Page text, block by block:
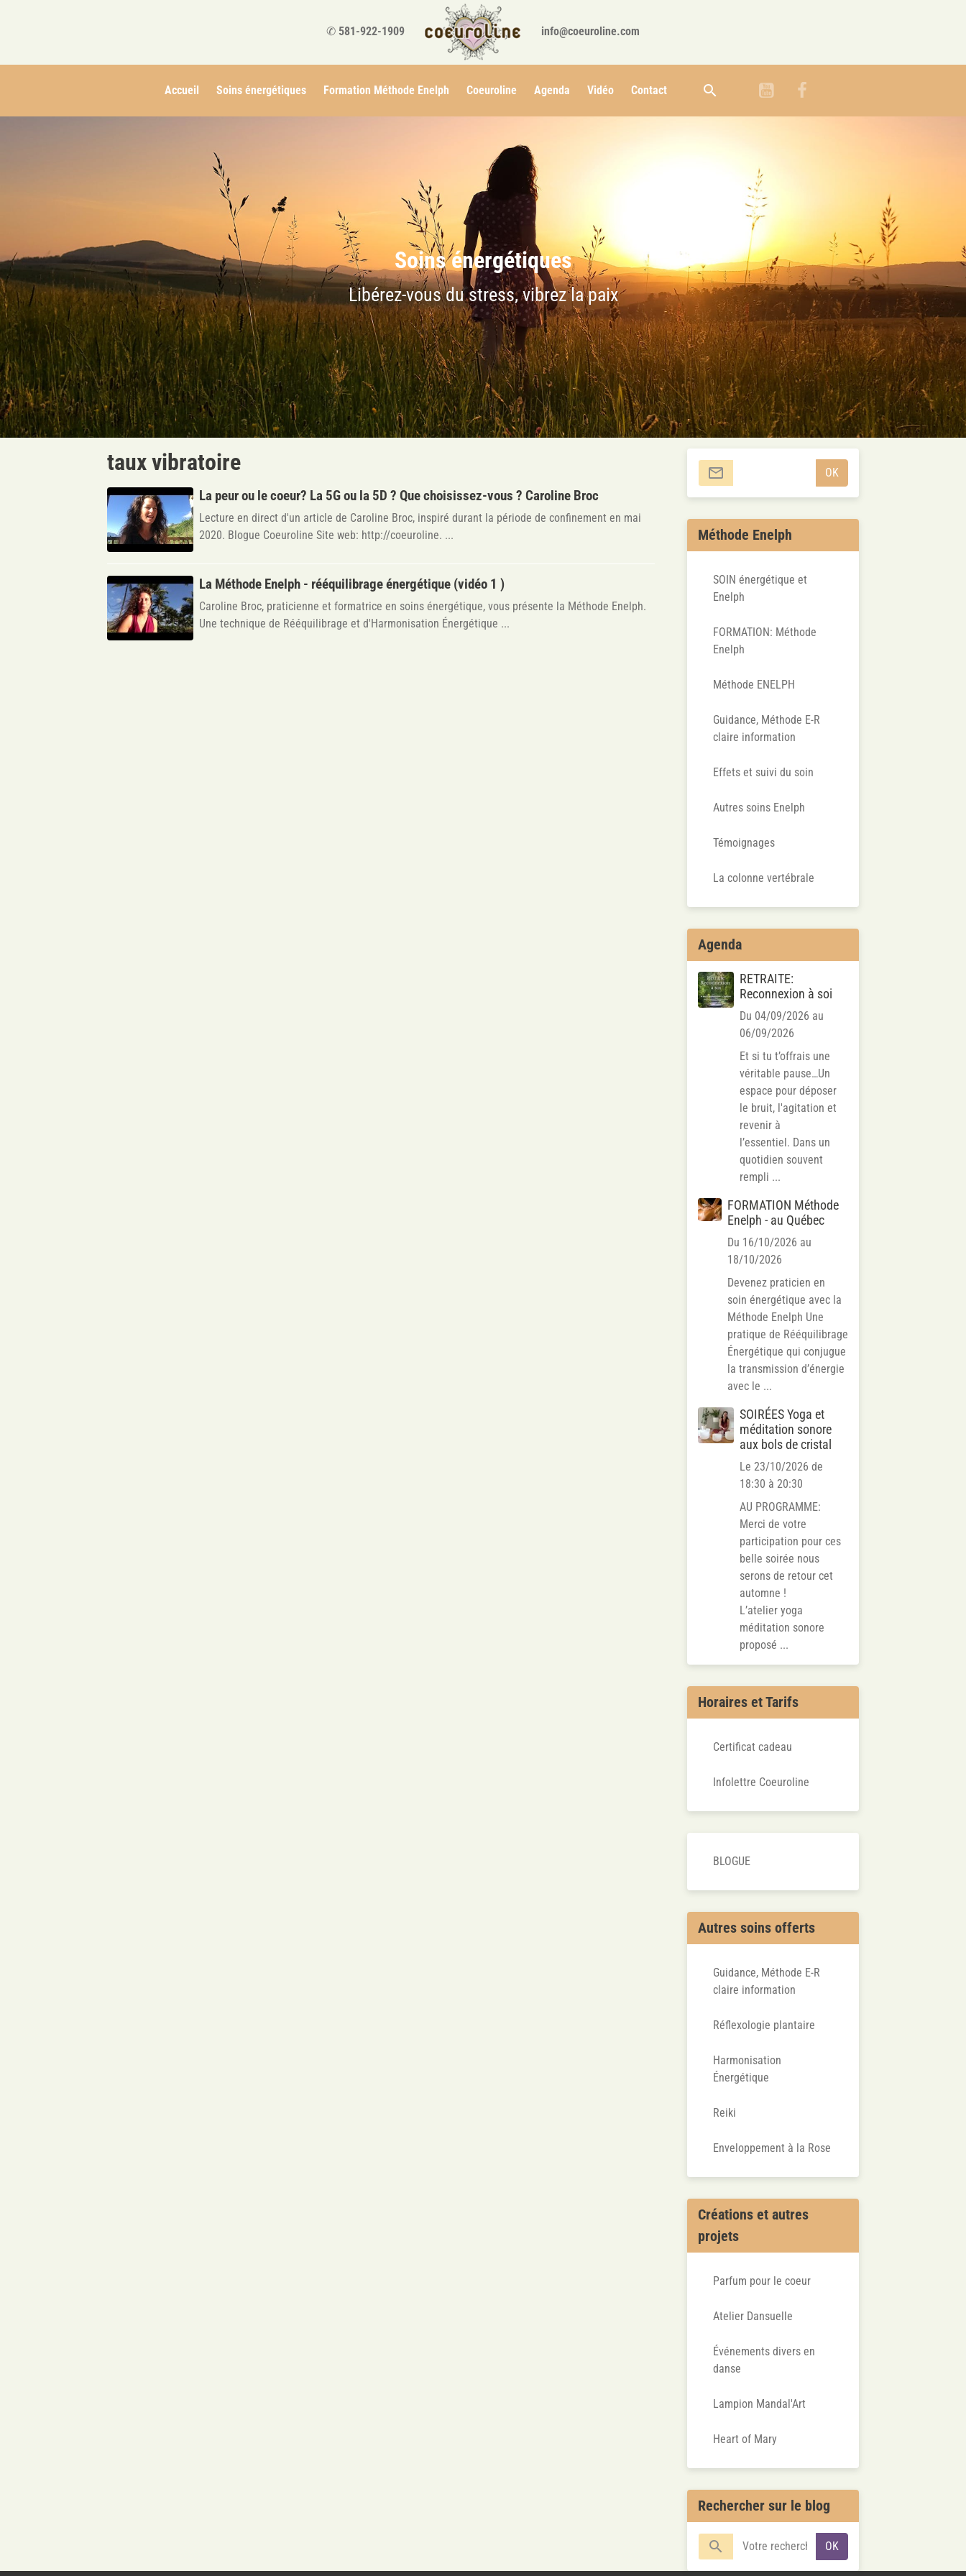
✆ 581-922-1909 info@coeuroline.com
Accueil Soins énergétiques Formation Méthode Enelph Coeuroline Agenda Vidéo Contact
Soins énergétiques
Libérez-vous du stress, vibrez la paix
taux vibratoire
La peur ou le coeur? La 5G ou la 5D ? Que choisissez-vous ? Caroline Broc
Lecture en direct d'un article de Caroline Broc, inspiré durant la période de confinement en mai
2020. Blogue Coeuroline Site web: http://coeuroline. ...
La Méthode Enelph - rééquilibrage énergétique (vidéo 1 )
Caroline Broc, praticienne et formatrice en soins énergétique, vous présente la Méthode Enelph.
Une technique de Rééquilibrage et d'Harmonisation Énergétique ...
OK
Méthode Enelph
SOIN énergétique et
Enelph
FORMATION: Méthode
Enelph
Méthode ENELPH
Guidance, Méthode E-R
claire information
Effets et suivi du soin
Autres soins Enelph
Témoignages
La colonne vertébrale
Agenda
RETRAITE:
Reconnexion à soi
Du 04/09/2026 au
06/09/2026
Et si tu t’offrais une
véritable pause…Un
espace pour déposer
le bruit, l'agitation et
revenir à
l’essentiel. Dans un
quotidien souvent
rempli ...
FORMATION Méthode
Enelph - au Québec
Du 16/10/2026 au
18/10/2026
Devenez praticien en
soin énergétique avec la
Méthode Enelph Une
pratique de Rééquilibrage
Énergétique qui conjugue
la transmission d’énergie
avec le ...
SOIRÉES Yoga et
méditation sonore
aux bols de cristal
Le 23/10/2026 de
18:30 à 20:30
AU PROGRAMME:
Merci de votre
participation pour ces
belle soirée nous
serons de retour cet
automne !
L’atelier yoga
méditation sonore
proposé ...
Horaires et Tarifs
Certificat cadeau
Infolettre Coeuroline
BLOGUE
Autres soins offerts
Guidance, Méthode E-R
claire information
Réflexologie plantaire
Harmonisation
Énergétique
Reiki
Enveloppement à la Rose
Créations et autres
projets
Parfum pour le coeur
Atelier Dansuelle
Événements divers en
danse
Lampion Mandal'Art
Heart of Mary
Rechercher sur le blog
OK